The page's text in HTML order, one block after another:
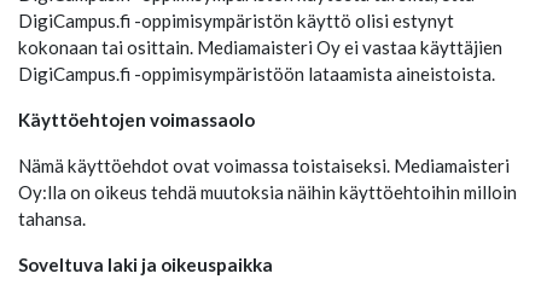
DigiCampus.fi -oppimisympäristön käyttö olisi estynyt
kokonaan tai osittain. Mediamaisteri Oy ei vastaa käyttäjien
DigiCampus.fi -oppimisympäristöön lataamista aineistoista.
Käyttöehtojen voimassaolo
Nämä käyttöehdot ovat voimassa toistaiseksi. Mediamaisteri
Oy:lla on oikeus tehdä muutoksia näihin käyttöehtoihin milloin
tahansa.
Soveltuva laki ja oikeuspaikka